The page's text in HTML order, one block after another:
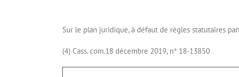
Sur le plan juridique, à défaut de règles statutaires
(4) Cass. com.18 décembre 2019, n° 18-13850